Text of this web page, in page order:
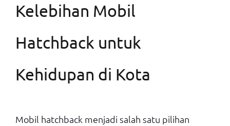
Kelebihan Mobil
Hatchback untuk
Kehidupan di Kota
Mobil hatchback menjadi salah satu pilihan